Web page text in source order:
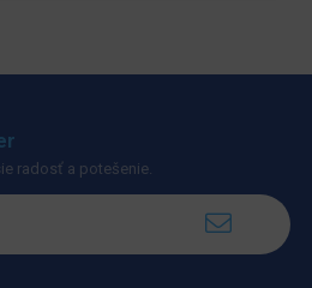
radosť a potešenie.